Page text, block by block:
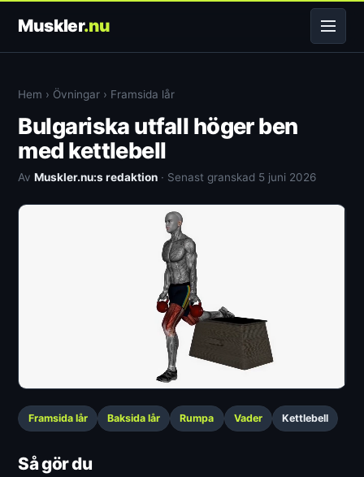
Muskler.nu
Hem › Övningar › Framsida lår
Bulgariska utfall höger ben
med kettlebell
AvMuskler.nu:s redaktion · Senast granskad 5 juni 2026
Framsida lår Baksida lår Rumpa Vader Kettlebell
Så gör du